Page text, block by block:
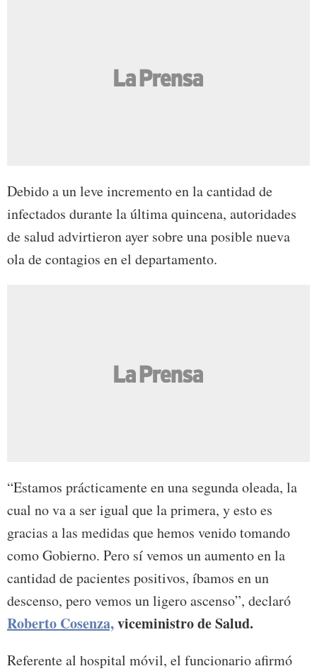
Debido a un leve incremento en la cantidad de
infectados durante la última quincena, autoridades
de salud advirtieron ayer sobre una posible nueva
ola de contagios en el departamento.
“Estamos prácticamente en una segunda oleada, la
cual no va a ser igual que la primera, y esto es
gracias a las medidas que hemos venido tomando
como Gobierno. Pero sí vemos un aumento en la
cantidad de pacientes positivos, íbamos en un
descenso, pero vemos un ligero ascenso”, declaró
Roberto Cosenza,viceministro de Salud.
Referente al hospital móvil, el funcionario afirmó